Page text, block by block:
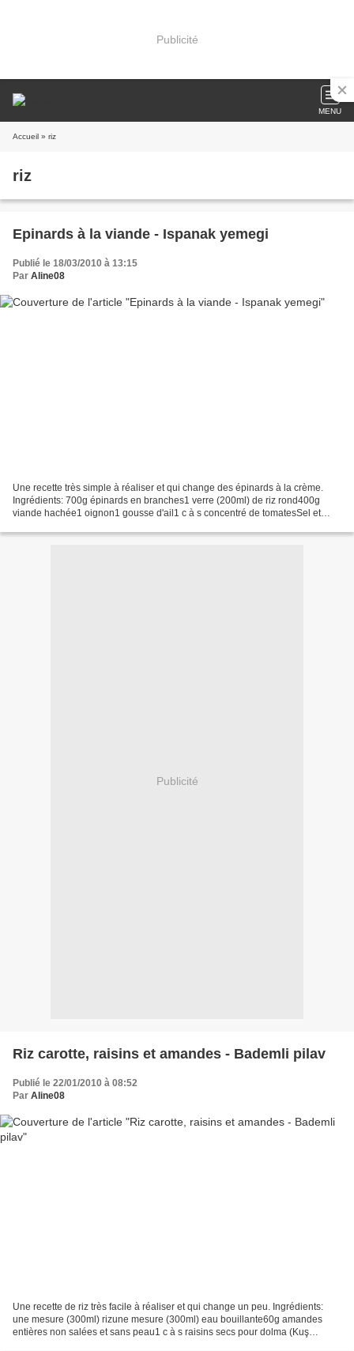
Publicité
MENU
Accueil » riz
riz
Epinards à la viande - Ispanak yemegi
Publié le 18/03/2010 à 13:15
Par Aline08
Une recette très simple à réaliser et qui change des épinards à la crème.
Ingrédients: 700g épinards en branches1 verre (200ml) de riz rond400g
viande hachée1 oignon1 gousse d'ail1 c à s concentré de tomatesSel et
Publicité
Riz carotte, raisins et amandes - Bademli pilav
Publié le 22/01/2010 à 08:52
Par Aline08
Une recette de riz très facile à réaliser et qui change un peu. Ingrédients:
une mesure (300ml) rizune mesure (300ml) eau bouillante60g amandes
entières non salées et sans peau1 c à s raisins secs pour dolma (Kuş